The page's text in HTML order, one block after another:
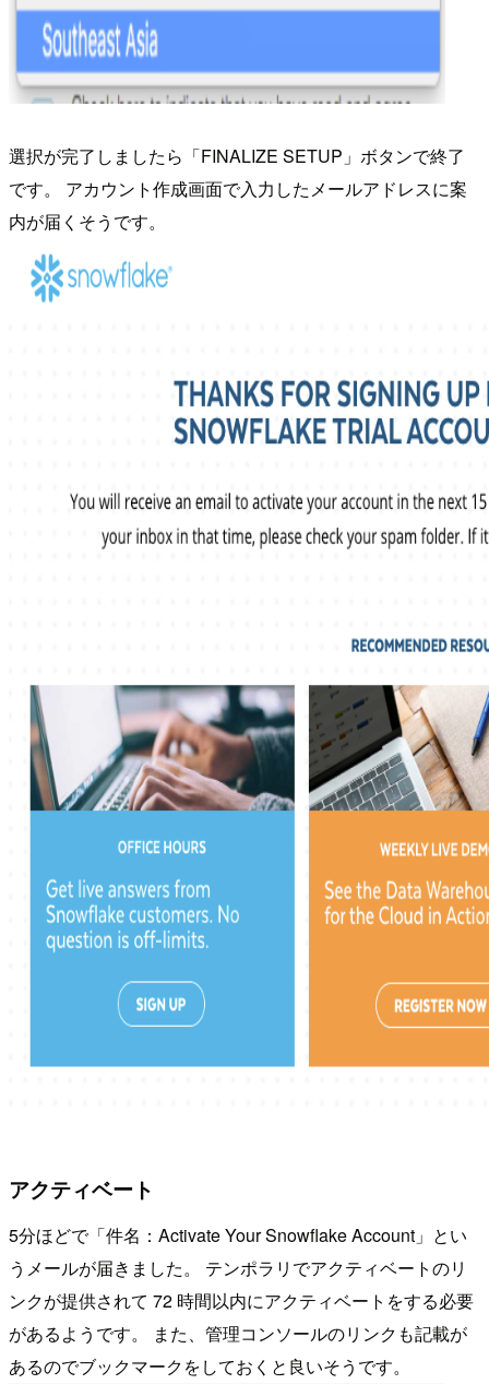
選択が完了しましたら「FINALIZE SETUP」ボタンで終了
です。 アカウント作成画面で入力したメールアドレスに案
内が届くそうです。
アクティベート
5分ほどで「件名：Activate Your Snowflake Account」とい
うメールが届きました。 テンポラリでアクティベートのリ
ンクが提供されて 72 時間以内にアクティベートをする必要
があるようです。 また、管理コンソールのリンクも記載が
あるのでブックマークをしておくと良いそうです。